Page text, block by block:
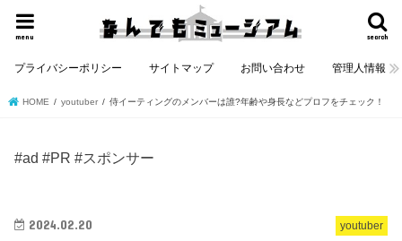
search
menu
プライバシーポリシー サイトマップ お問い合わせ 管理人情報
HOME youtuber 侍イーティングのメンバーは誰?年齢や身長などプロフをチェック！
#ad #PR #スポンサー
youtuber
2024.02.20